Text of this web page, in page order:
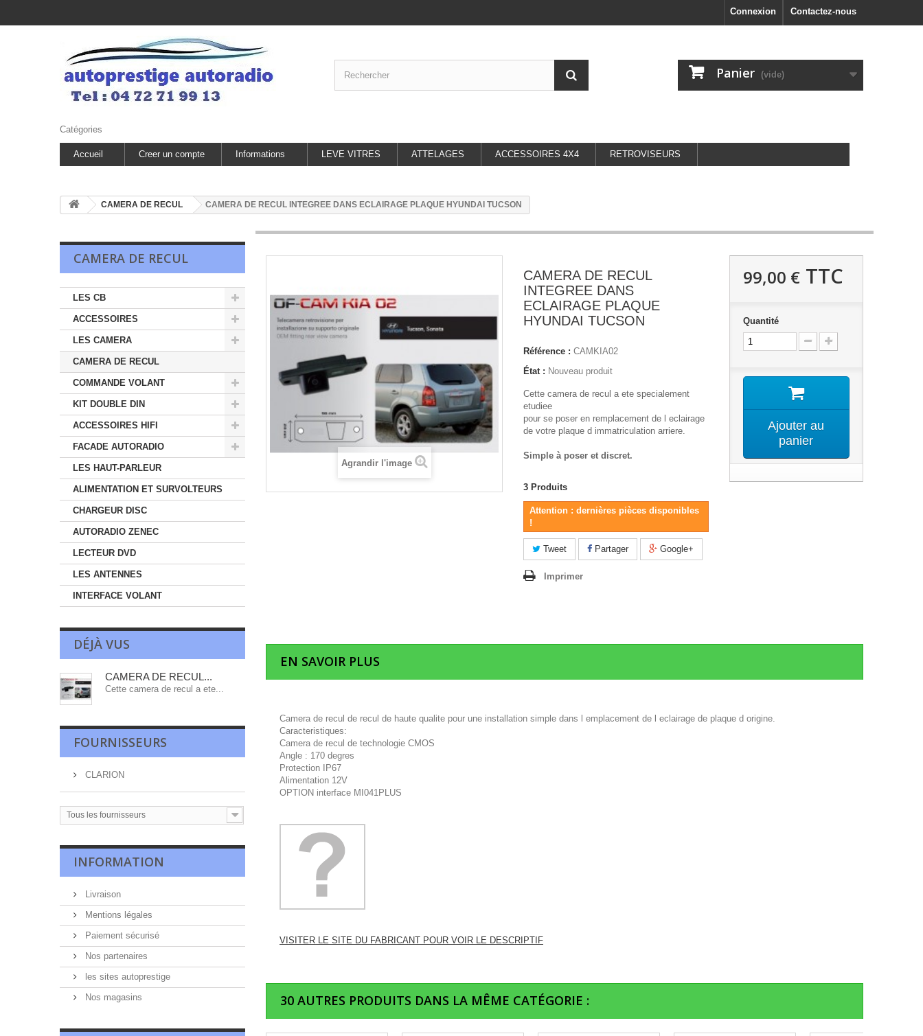
Contactez-nous
Connexion
Panier (vide)
Catégories
Accueil Creer un compte Informations LEVE VITRES ATTELAGES ACCESSOIRES 4X4 RETROVISEURS
CAMERA DE RECUL CAMERA DE RECUL INTEGREE DANS ECLAIRAGE PLAQUE HYUNDAI TUCSON
CAMERA DE RECUL
LES CB
ACCESSOIRES
LES CAMERA
CAMERA DE RECUL
COMMANDE VOLANT
KIT DOUBLE DIN
ACCESSOIRES HIFI
FACADE AUTORADIO
LES HAUT-PARLEUR
ALIMENTATION ET SURVOLTEURS
CHARGEUR DISC
AUTORADIO ZENEC
LECTEUR DVD
LES ANTENNES
INTERFACE VOLANT
DÉJÀ VUS
CAMERA DE RECUL...
Cette camera de recul a ete...
FOURNISSEURS
CLARION
Tous les fournisseurs
INFORMATION
Livraison
Mentions légales
Paiement sécurisé
Nos partenaires
les sites autoprestige
Nos magasins
Agrandir l'image
CAMERA DE RECUL
INTEGREE DANS
ECLAIRAGE PLAQUE
HYUNDAI TUCSON
Référence : CAMKIA02
État : Nouveau produit
Cette camera de recul a ete specialement
etudiee
pour se poser en remplacement de l eclairage
de votre plaque d immatriculation arriere.
Simple à poser et discret.
3 Produits
Attention : dernières pièces disponibles
!
Tweet Partager Google+
Imprimer
99,00 €TTC
Quantité
Ajouter au
panier
EN SAVOIR PLUS
Camera de recul de recul de haute qualite pour une installation simple dans l emplacement de l eclairage de plaque d origine.
Caracteristiques:
Camera de recul de technologie CMOS
Angle : 170 degres
Protection IP67
Alimentation 12V
OPTION interface MI041PLUS
VISITER LE SITE DU FABRICANT POUR VOIR LE DESCRIPTIF
30 AUTRES PRODUITS DANS LA MÊME CATÉGORIE :